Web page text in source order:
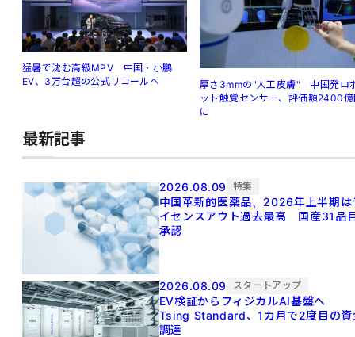
猛暑で沈む高級MPV 中国・小鵬
EV、3万台超の公式リコールへ
厚さ3mmの"人工皮膚" 中国発ロ
ット触覚センサー、評価額2400
に
最新記事
2026.08.09 特集
中国革新的医薬品、2026年上半期は
イセンスアウト過去最高 国産31品
承認
2026.08.09 スタートアップ
EV検証からフィジカルAI基盤へ
Tsing Standard、1カ月で2度目の資
調達